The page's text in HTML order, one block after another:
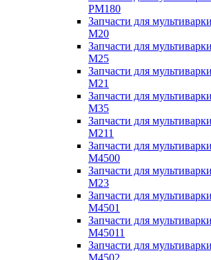
PM180
Запчасти для
M20
Запчасти для
M25
Запчасти для
M21
Запчасти для
M35
Запчасти для
M211
Запчасти для
M4500
Запчасти для
M23
Запчасти для
M4501
Запчасти для
M45011
Запчасти для
M4502